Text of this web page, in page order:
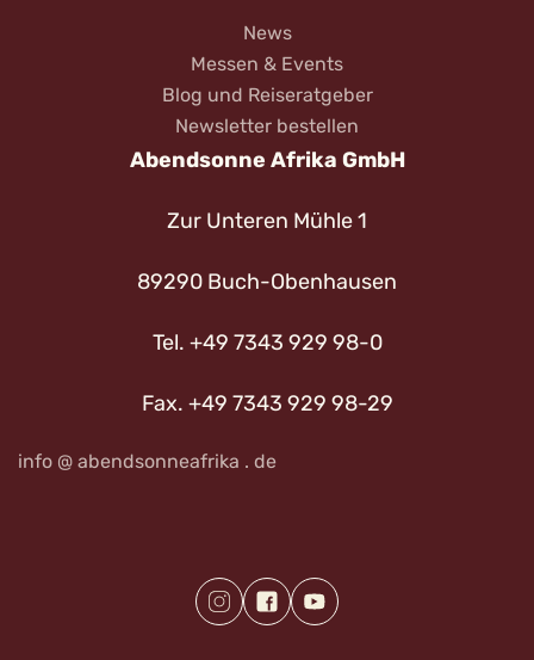
News
Messen & Events
Blog und Reiseratgeber
Newsletter bestellen
Abendsonne Afrika GmbH
Zur Unteren Mühle 1
89290 Buch-Obenhausen
Tel. +49 7343 929 98-0
Fax. +49 7343 929 98-29
info @ abendsonneafrika . de